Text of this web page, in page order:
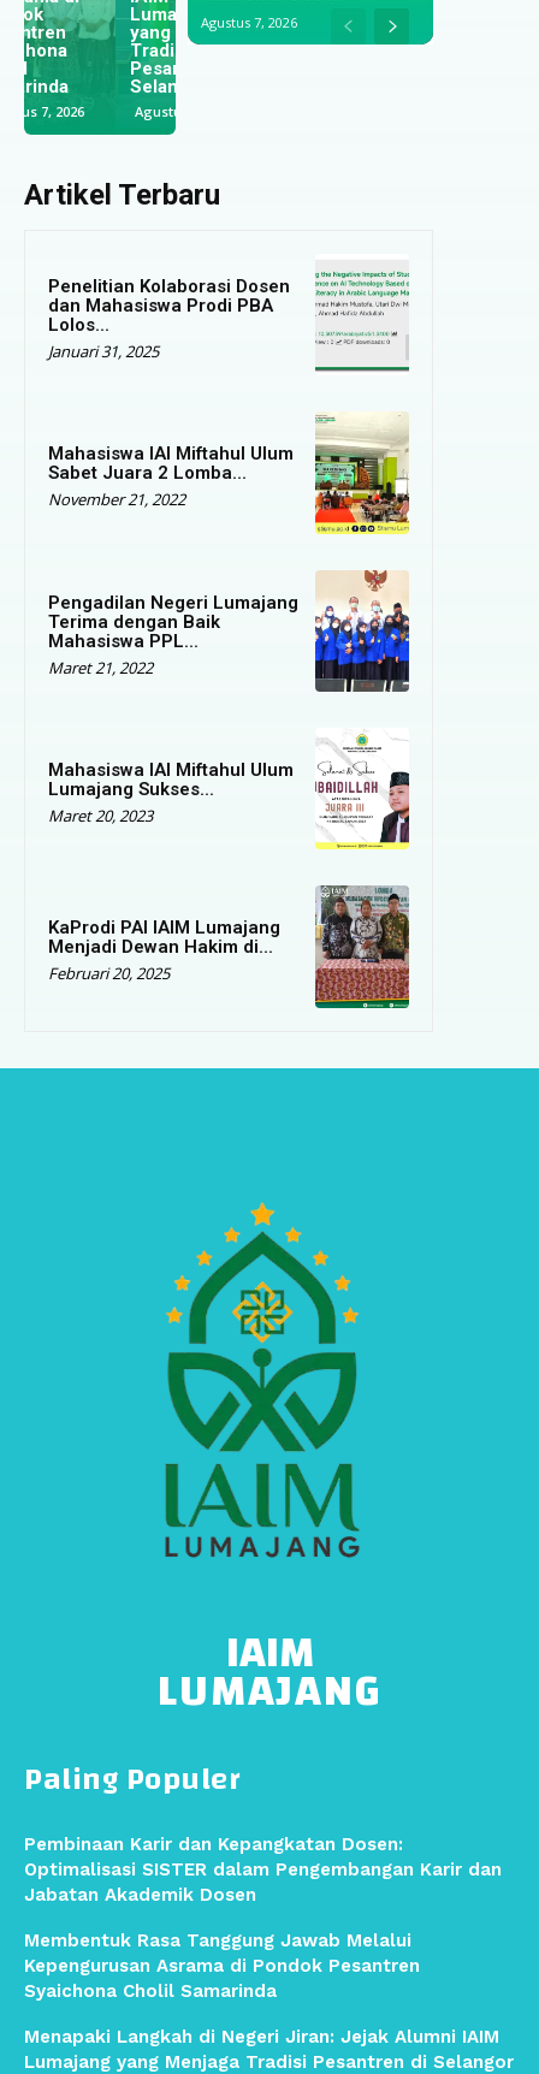
Lumajang
yang Menjaga
Tradisi
Pesantren di
Selangor
Agustus 5, 2026
Ibadah untuk
Meningkatkan
Kualitas
UINSI
Samarinda
Agustus 7, 2026
Artikel Terbaru
Penelitian Kolaborasi Dosen
dan Mahasiswa Prodi PBA
Lolos...
Januari 31, 2025
Mahasiswa IAI Miftahul Ulum
Sabet Juara 2 Lomba...
November 21, 2022
Pengadilan Negeri Lumajang
Terima dengan Baik
Mahasiswa PPL...
Maret 21, 2022
Mahasiswa IAI Miftahul Ulum
Lumajang Sukses...
Maret 20, 2023
KaProdi PAI IAIM Lumajang
Menjadi Dewan Hakim di...
Februari 20, 2025
Paling Populer
Pembinaan Karir dan Kepangkatan Dosen:
Optimalisasi SISTER dalam Pengembangan Karir dan
Jabatan Akademik Dosen
Membentuk Rasa Tanggung Jawab Melalui
Kepengurusan Asrama di Pondok Pesantren
Syaichona Cholil Samarinda
Menapaki Langkah di Negeri Jiran: Jejak Alumni IAIM
Lumajang yang Menjaga Tradisi Pesantren di Selangor
IAIM
LUMAJANG